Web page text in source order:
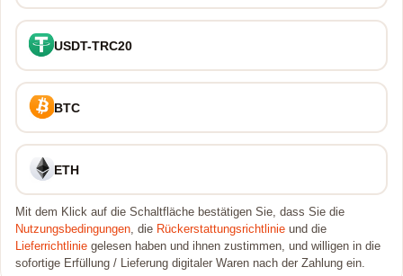
USDT-TRC20
BTC
ETH
Mit dem Klick auf die Schaltfläche bestätigen Sie, dass Sie die
Nutzungsbedingungen, die Rückerstattungsrichtlinie und die
Lieferrichtlinie gelesen haben und ihnen zustimmen, und willigen in die
sofortige Erfüllung / Lieferung digitaler Waren nach der Zahlung ein.